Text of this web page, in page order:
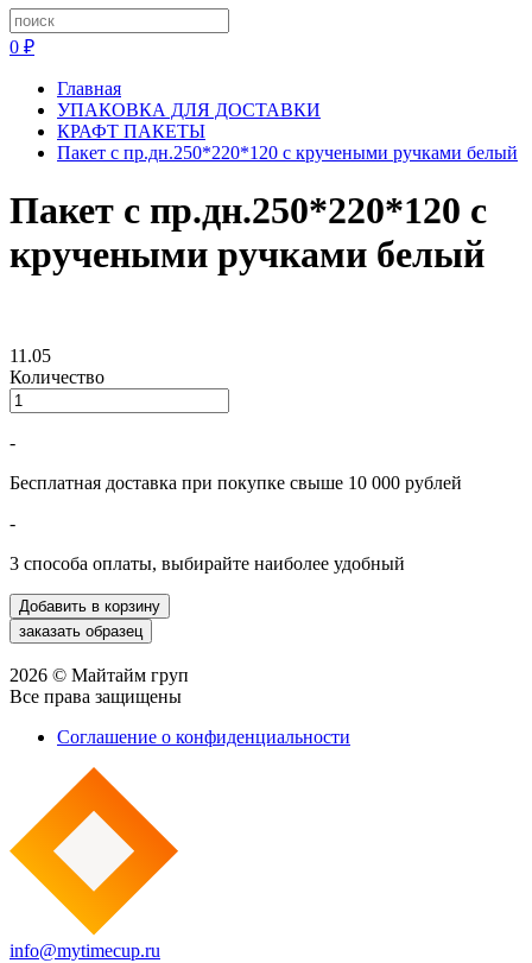
0 ₽
Главная
УПАКОВКА ДЛЯ ДОСТАВКИ
КРАФТ ПАКЕТЫ
Пакет с пр.дн.250*220*120 с кручеными ручками белый
Пакет с пр.дн.250*220*120 с
кручеными ручками белый
11.05
Количество
-
Бесплатная доставка при покупке свыше 10 000 рублей
-
3 способа оплаты, выбирайте наиболее удобный
2026 © Майтайм груп
Все права защищены
Соглашение о конфиденциальности
info@mytimecup.ru